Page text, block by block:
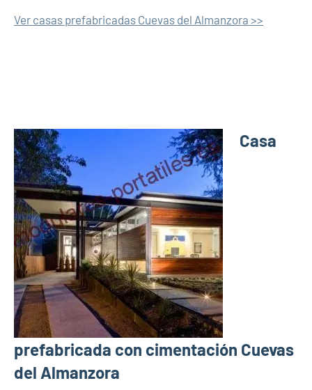
Ver casas prefabricadas Cuevas del Almanzora >>
Casa
prefabricada con cimentación Cuevas
del Almanzora